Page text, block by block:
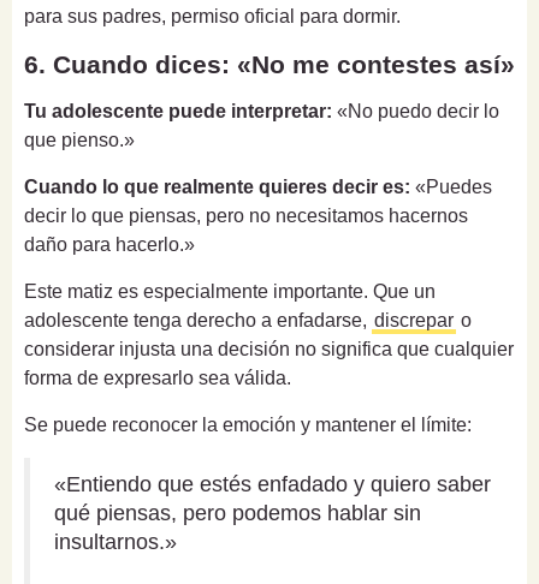
para sus padres, permiso oficial para dormir.
6. Cuando dices: «No me contestes así»
Tu adolescente puede interpretar: «No puedo decir lo
que pienso.»
Cuando lo que realmente quieres decir es: «Puedes
decir lo que piensas, pero no necesitamos hacernos
daño para hacerlo.»
Este matiz es especialmente importante. Que un
adolescente tenga derecho a enfadarse, discrepar o
considerar injusta una decisión no significa que cualquier
forma de expresarlo sea válida.
Se puede reconocer la emoción y mantener el límite:
«Entiendo que estés enfadado y quiero saber
qué piensas, pero podemos hablar sin
insultarnos.»